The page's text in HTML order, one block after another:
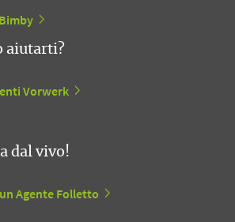
aiutarti?
Vorwerk
dal vivo!
Agente Folletto